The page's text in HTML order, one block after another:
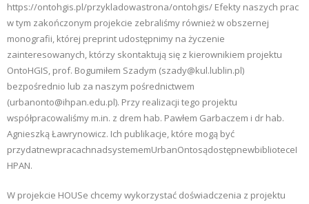
https://ontohgis.pl/przykladowastrona/ontohgis/ Efekty naszych prac
w tym zakończonym projekcie zebraliśmy również w obszernej
monografii, której preprint udostępnimy na życzenie
zainteresowanych, którzy skontaktują się z kierownikiem projektu
OntoHGIS, prof. Bogumiłem Szadym (szady@kul.lublin.pl)
bezpośrednio lub za naszym pośrednictwem
(urbanonto@ihpan.edu.pl). Przy realizacji tego projektu
współpracowaliśmy m.in. z drem hab. Pawłem Garbaczem i dr hab.
Agnieszką Ławrynowicz. Ich publikacje, które mogą być
przydatnewpracachnadsystememUrbanOntosądostępnewbiblioteceI
HPAN.
W projekcie HOUSe chcemy wykorzystać doświadczenia z projektu